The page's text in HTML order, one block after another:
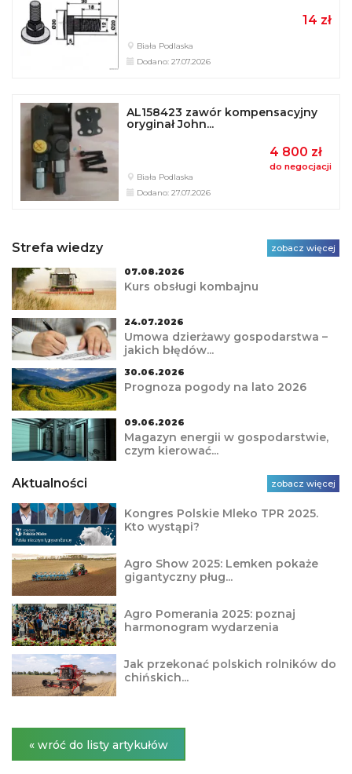
14 zł
Biała Podlaska
Dodano: 27.07.2026
AL158423 zawór kompensacyjny
oryginał John...
4 800 zł
do negocjacji
Biała Podlaska
Dodano: 27.07.2026
Strefa wiedzy zobacz więcej
07.08.2026
Kurs obsługi kombajnu
24.07.2026
Umowa dzierżawy gospodarstwa –
jakich błędów...
30.06.2026
Prognoza pogody na lato 2026
09.06.2026
Magazyn energii w gospodarstwie,
czym kierować...
Aktualności zobacz więcej
Kongres Polskie Mleko TPR 2025.
Kto wystąpi?
Agro Show 2025: Lemken pokaże
gigantyczny pług...
Agro Pomerania 2025: poznaj
harmonogram wydarzenia
Jak przekonać polskich rolników do
chińskich...
« wróć do listy artykułów